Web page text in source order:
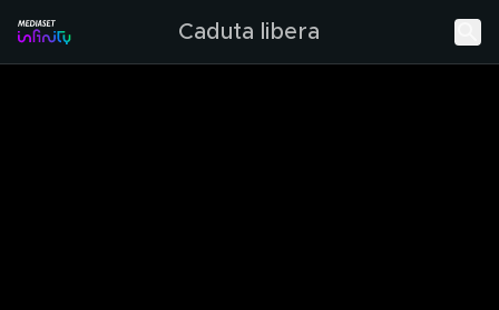
Caduta libera